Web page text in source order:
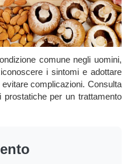
comune negli uomini,
i sintomi e adottare
complicazioni. Consulta
per un trattamento